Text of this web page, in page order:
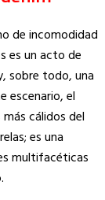
de incomodidad
es un acto de
sobre todo, una
escenario, el
cálidos del
es una
multifacéticas